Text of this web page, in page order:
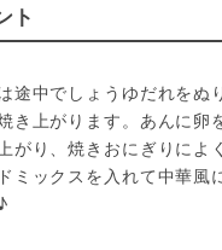
ト
途中でしょうゆだれをぬ
き上がります。あんに卵
がり、焼きおにぎりによ
ミックスを入れて中華風